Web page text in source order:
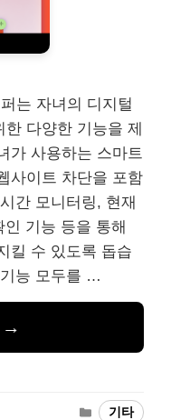
는 자녀의 디지털
다양한 기능을 제
가 사용하는 스마트
사이트 차단을 포함
간 모니터링, 현재
기능 등을 통해
킬 수 있도록 돕습
능 모두를 …
Categories
기타